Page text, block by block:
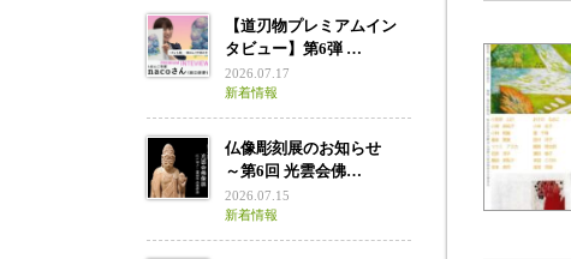
【道刃物プレミアムイン
タビュー】第6弾 …
2026.07.17
新着情報
仏像彫刻展のお知らせ
～第6回 光雲会佛…
2026.07.15
新着情報